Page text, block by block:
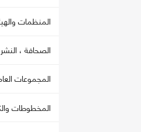
المنظمات
الصحافة ،
المجموعات
المخطوطات